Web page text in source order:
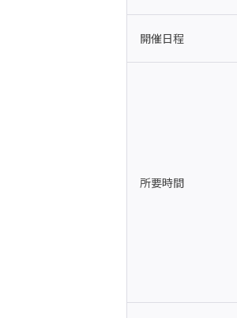
開催日程
所要時間